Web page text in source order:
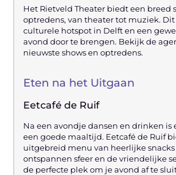
Het Rietveld Theater biedt een breed
optredens, van theater tot muziek. Dit
culturele hotspot in Delft en een
avond door te brengen. Bekijk de
nieuwste shows en optredens.
Eten na het Uitgaan
Eetcafé de Ruif
Na een avondje dansen en drinken is
een goede maaltijd. Eetcafé de Ruif
uitgebreid menu van heerlijke
ontspannen sfeer en de vriendelijke
de perfecte plek om je avond af te